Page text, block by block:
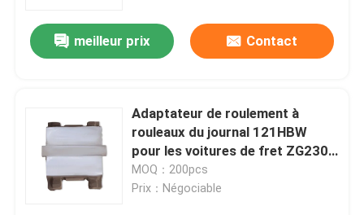
meilleur prix Contact
Adaptateur de roulement à
rouleaux du journal 121HBW
pour les voitures de fret ZG230-
450
MOQ：200pcs
Prix：Négociable